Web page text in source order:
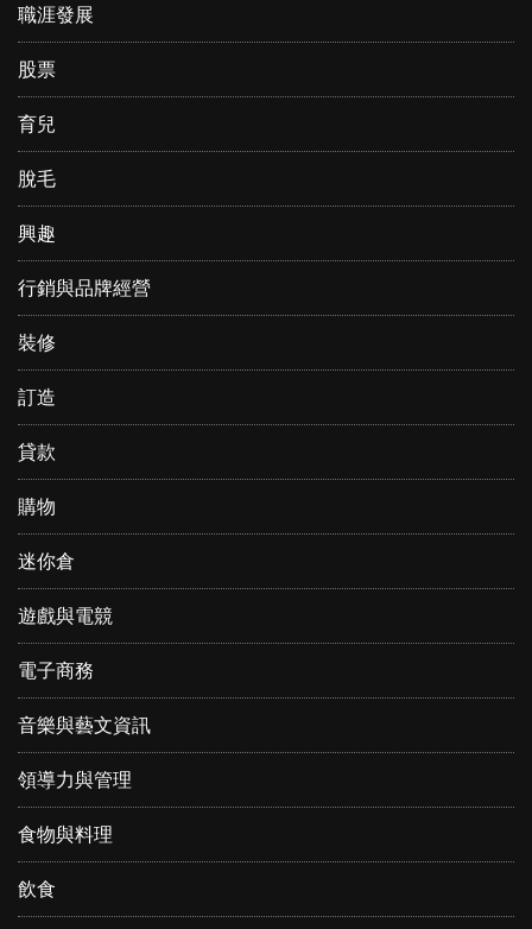
職涯發展
股票
育兒
脫毛
興趣
行銷與品牌經營
裝修
訂造
貸款
購物
迷你倉
遊戲與電競
電子商務
音樂與藝文資訊
領導力與管理
食物與料理
飲食